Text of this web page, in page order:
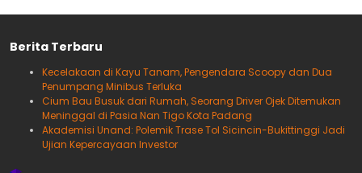
Berita Terbaru
Kecelakaan di Kayu Tanam, Pengendara Scoopy dan Dua
Penumpang Minibus Terluka
Cium Bau Busuk dari Rumah, Seorang Driver Ojek Ditemukan
Meninggal di Pasia Nan Tigo Kota Padang
Akademisi Unand: Polemik Trase Tol Sicincin-Bukittinggi Jadi
Ujian Kepercayaan Investor